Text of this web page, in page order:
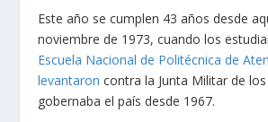
Este año se cumplen 43 años desde
noviembre de 1973, cuando los
Escuela Nacional de Politécnica de
levantaron contra la Junta Militar de
gobernaba el país desde 1967.